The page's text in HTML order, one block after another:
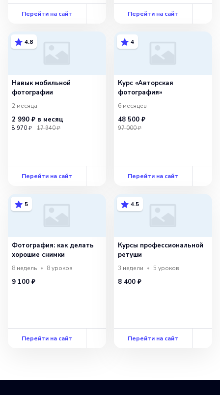
Перейти на сайт Перейти на сайт
4.8
Навык мобильной
фотографии
2 месяца
2 990 ₽ в месяц
8 970 ₽ 17 940 ₽
Перейти на сайт
4
Курс «Авторская
фотография»
6 месяцев
48 500 ₽
97 000 ₽
Перейти на сайт
5
Фотография: как делать
хорошие снимки
8 недель 8уроков
9 100 ₽
Перейти на сайт
4.5
Курсы профессиональной
ретуши
3 недели 5 уроков
8 400 ₽
Перейти на сайт